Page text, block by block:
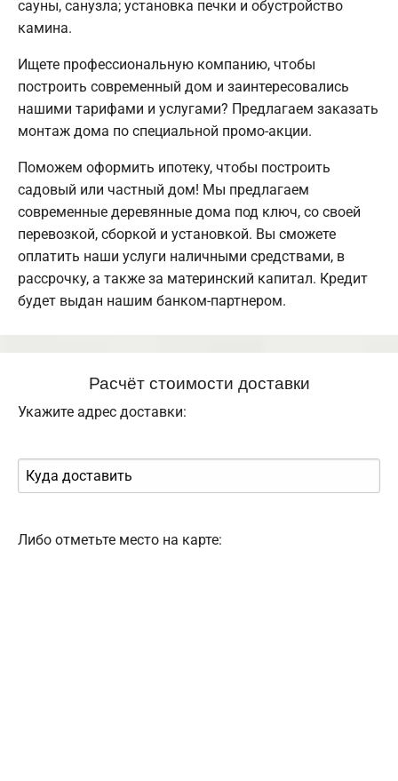
сауны, санузла; установка печки и обустройство
камина.
Ищете профессиональную компанию, чтобы
построить современный дом и заинтересовались
нашими тарифами и услугами? Предлагаем заказать
монтаж дома по специальной промо-акции.
Поможем оформить ипотеку, чтобы построить
садовый или частный дом! Мы предлагаем
современные деревянные дома под ключ, со своей
перевозкой, сборкой и установкой. Вы сможете
оплатить наши услуги наличными средствами, в
рассрочку, а также за материнский капитал. Кредит
будет выдан нашим банком-партнером.
Расчёт стоимости доставки
Укажите адрес доставки:
Либо отметьте место на карте: